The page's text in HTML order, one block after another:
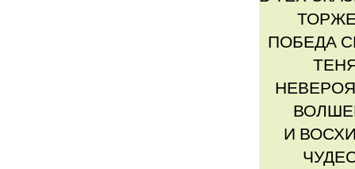
ПОБЕДА
И